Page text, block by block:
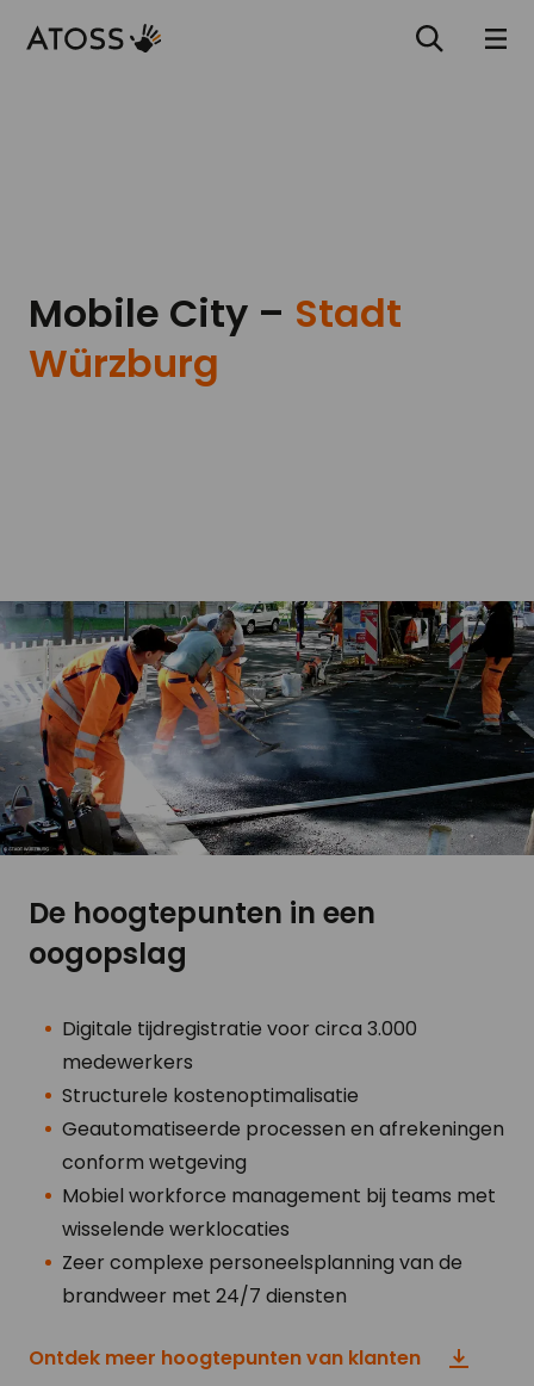
Mobile City – Stadt
Würzburg
De hoogtepunten in een
oogopslag
Digitale tijdregistratie voor circa 3.000
medewerkers
Structurele kostenoptimalisatie
Geautomatiseerde processen en afrekeningen
conform wetgeving
Mobiel workforce management bij teams met
wisselende werklocaties
Zeer complexe personeelsplanning van de
brandweer met 24/7 diensten
Ontdek meer hoogtepunten van klanten